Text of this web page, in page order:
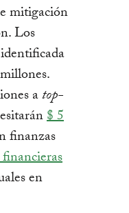
mitigación
Los
atop-
$ 5
finanzas
en